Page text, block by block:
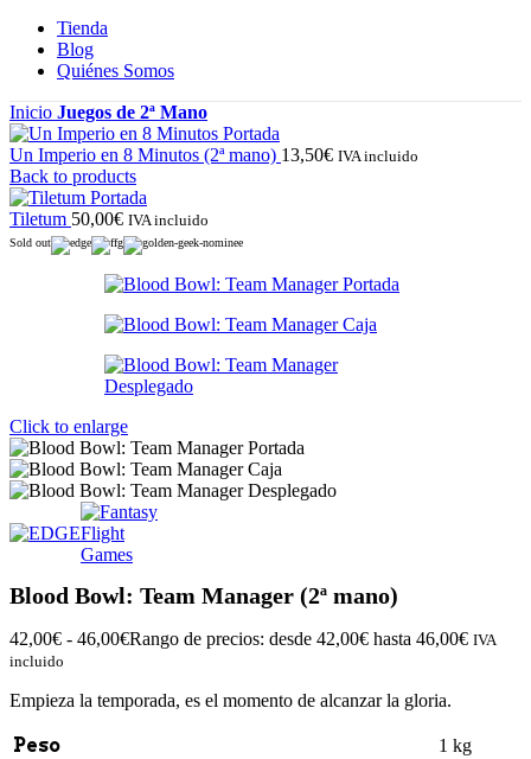
Tienda
Blog
Quiénes Somos
Inicio Juegos de 2ª Mano
Un Imperio en 8 Minutos (2ª mano) 13,50€ IVA incluido
Back to products
Tiletum 50,00€ IVA incluido
Sold out
Click to enlarge
Blood Bowl: Team Manager (2ª mano)
42,00€ - 46,00€Rango de precios: desde 42,00€ hasta 46,00€ IVA
incluido
Empieza la temporada, es el momento de alcanzar la gloria.
Peso 1 kg